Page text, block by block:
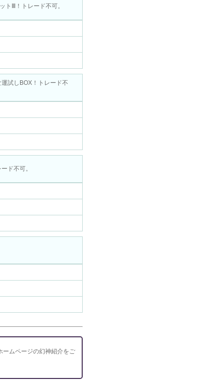
トⅢ！トレード不可。
試しBOX！トレード不
ド不可。
ームページの幻神紹介をご